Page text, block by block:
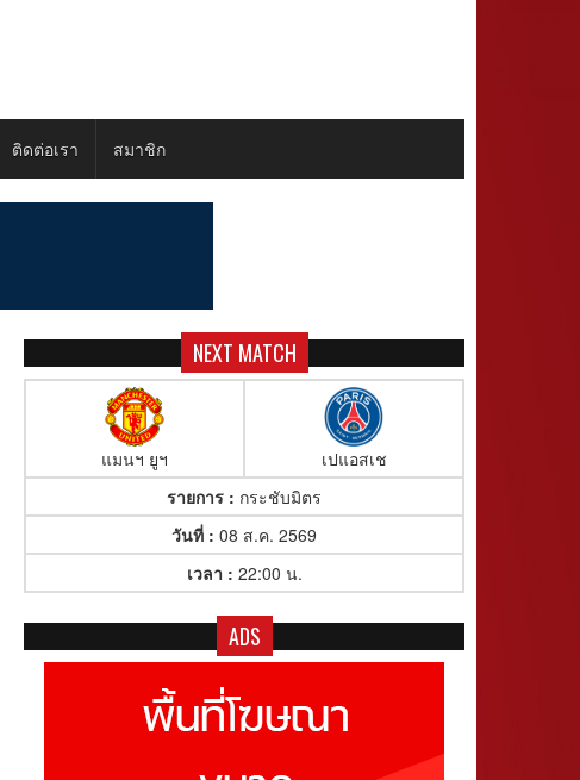
ติดต่อเรา สมาชิก
NEXT MATCH
แมนฯ ยูฯ
เปแอสเช
รายการ : กระชับมิตร
วันที่ : 08 ส.ค. 2569
เวลา : 22:00 น.
ADS